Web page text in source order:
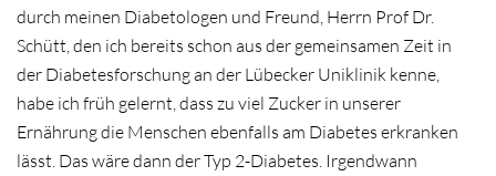
durch meinen Diabetologen und Freund, Herrn Prof Dr.
Schütt, den ich bereits schon aus der gemeinsamen Zeit in
der Diabetesforschung an der Lübecker Uniklinik kenne,
habe ich früh gelernt, dass zu viel Zucker in unserer
Ernährung die Menschen ebenfalls am Diabetes erkranken
lässt. Das wäre dann der Typ 2-Diabetes. Irgendwann